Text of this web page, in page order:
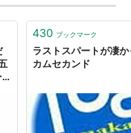
いただければと思い
430 ブックマーク
ラストスパートが凄
カムセカンド